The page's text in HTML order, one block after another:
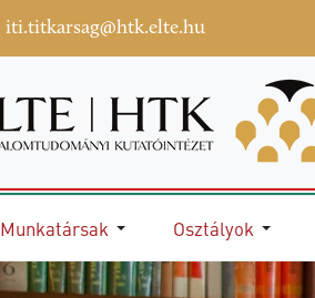
iti.titkarsag@htk.elte.hu
Munkatársak Osztályok